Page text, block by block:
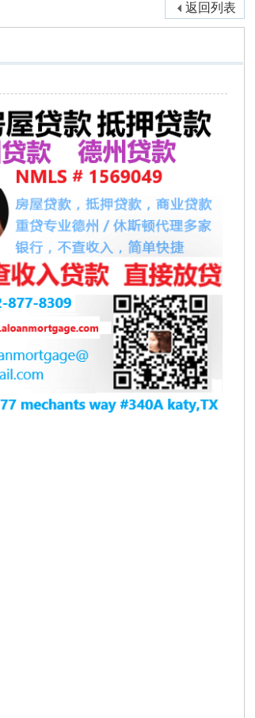
返回列表